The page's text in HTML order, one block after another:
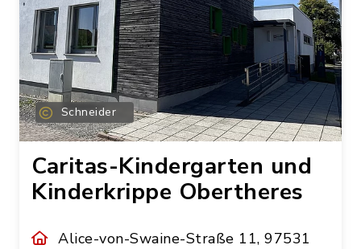
Schneider
Caritas-Kindergarten und
Kinderkrippe Obertheres
Alice-von-Swaine-Straße 11, 97531